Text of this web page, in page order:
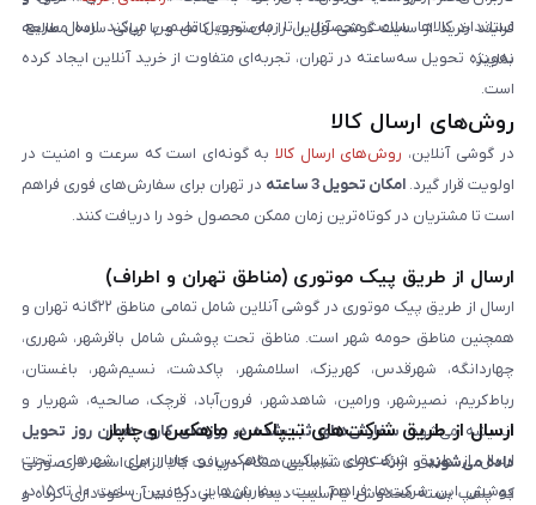
استاندارد کالاها، سلامت محصول را تا زمان تحویل تضمین می‌کند. ارسال سریع،
به‌ویژه تحویل سه‌ساعته در تهران، تجربه‌ای متفاوت از خرید آنلاین ایجاد کرده
است.
فرایند خرید از سایت گوشی آنلاین را به‌صورت کامل و با زبانی ساده مطالعه
نمایند.
روش‌های ارسال کالا
در گوشی آنلاین، روش‌های ارسال کالا به گونه‌ای است که سرعت و امنیت در
اولویت قرار گیرد. امکان تحویل 3 ساعته
در تهران برای سفارش‌های فوری فراهم
است تا مشتریان در کوتاه‌ترین زمان ممکن محصول خود را دریافت کنند.
ارسال از طریق پیک موتوری (مناطق تهران و اطراف)
ارسال از طریق پیک موتوری در گوشی آنلاین شامل تمامی مناطق ۲۲گانه تهران و
همچنین مناطق حومه شهر است. مناطق تحت پوشش شامل باقرشهر، شهرری،
چهاردانگه، شهرقدس، کهریزک، اسلامشهر، پاکدشت، نسیم‌شهر، باغستان،
رباط‌کریم، نصیرشهر، ورامین، شاهدشهر، فرون‌آباد، قرچک، صالحیه، شهریار و
اندیشه می‌شود. سفارش‌های ثبت‌شده در روزهای کاری همان روز تحویل
داده می‌شوندو ارائه کارت شناسایی هنگام دریافت کالا الزامی است. در صورتی
که پلمپ بسته مخدوش یا آسیب دیده باشد، از دریافت آن خودداری کرده و
ارسال از طریق شرکت‌های تیپاکس، ماهکس و چاپار
ارسال از طریق شرکت‌های تیپاکس، ماهکس و چاپار برای شهرهای تحت
پوشش این شرکت‌ها فراهم است. سفارش‌هایی که بین ساعت ۱۰ تا ۱۵ در